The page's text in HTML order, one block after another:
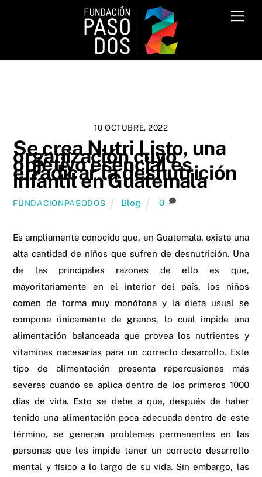
10 OCTUBRE, 2022
Se crea Nutri Listo, una
organización cuyo
objetivo esencial es
erradicar la desnutrición
infantil en Guatemala
FUNDACIONPASODOS Blog 0
Es ampliamente conocido que, en Guatemala, existe una
alta cantidad de niños que sufren de desnutrición. Una
de las principales razones de ello es que,
mayoritariamente en el interior del país, los niños
comen de forma muy monótona y la dieta usual se
compone únicamente de granos, lo cual impide una
alimentación balanceada que provea los nutrientes y
vitaminas necesarias para un correcto desarrollo. Este
tipo de alimentación presenta repercusiones más
severas cuando se aplica dentro de los primeros 1000
días de vida. Esto se debe a que, después de haber
tenido una alimentación poca adecuada dentro de este
término, se generan problemas permanentes en las
personas que les impide tener un correcto desarrollo
mental y físico a lo largo de su vida. Sin embargo, las